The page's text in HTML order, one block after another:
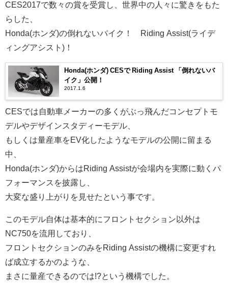
CES2017で数々の賞を受賞し、世界中の人々に驚きをもた
らした、
Honda(ホンダ)の倒れないバイク！ Riding Assist(ライデ
ィングアシスト)！
Honda(ホンダ) CESで Riding Assist 「倒れないバ
イク」公開！
2017.1.6
CESでは自動車メーカーの多くがぶっ飛んだコンセプトモ
デルやデザインスタディーモデル、
もしくは量産車をEV化したようなモデルの公開に留まる
中、
Honda(ホンダ)からはRiding Assistが会場内を実際に動くパ
フォーマンスを披露し、
大変な盛り上がりを見せたという事です。
このモデル自体は基本的にフロントセクション以外は
NC750を流用しており、
フロントセクションのみをRiding Assistの機構に変更すれ
ば成立するかのような、
まさに量産できるのでは!?という機構でした。